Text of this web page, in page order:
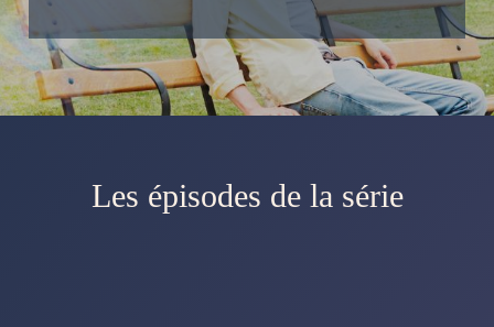
Les épisodes de la série